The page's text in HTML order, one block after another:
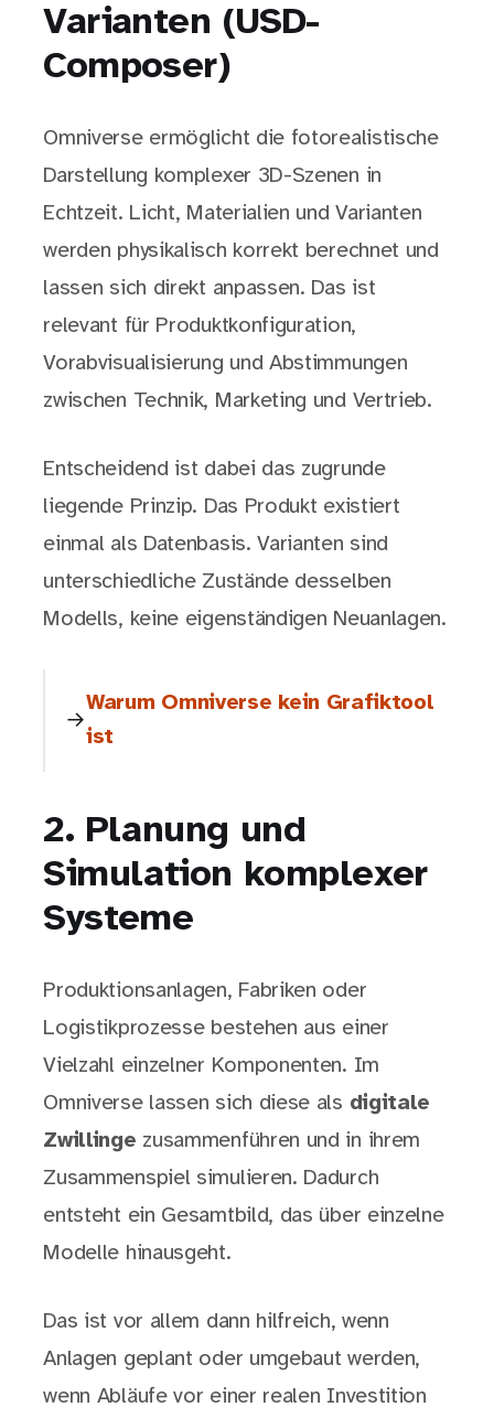
Varianten (USD-
Composer)
Omniverse ermöglicht die fotorealistische
Darstellung komplexer 3D-Szenen in
Echtzeit. Licht, Materialien und Varianten
werden physikalisch korrekt berechnet und
lassen sich direkt anpassen. Das ist
relevant für Produktkonfiguration,
Vorabvisualisierung und Abstimmungen
zwischen Technik, Marketing und Vertrieb.
Entscheidend ist dabei das zugrunde
liegende Prinzip. Das Produkt existiert
einmal als Datenbasis. Varianten sind
unterschiedliche Zustände desselben
Modells, keine eigenständigen Neuanlagen.
Warum Omniverse kein Grafiktool
ist
2. Planung und
Simulation komplexer
Systeme
Produktionsanlagen, Fabriken oder
Logistikprozesse bestehen aus einer
Vielzahl einzelner Komponenten. Im
Omniverse lassen sich diese als digitale
Zwillinge zusammenführen und in ihrem
Zusammenspiel simulieren. Dadurch
entsteht ein Gesamtbild, das über einzelne
Modelle hinausgeht.
Das ist vor allem dann hilfreich, wenn
Anlagen geplant oder umgebaut werden,
wenn Abläufe vor einer realen Investition